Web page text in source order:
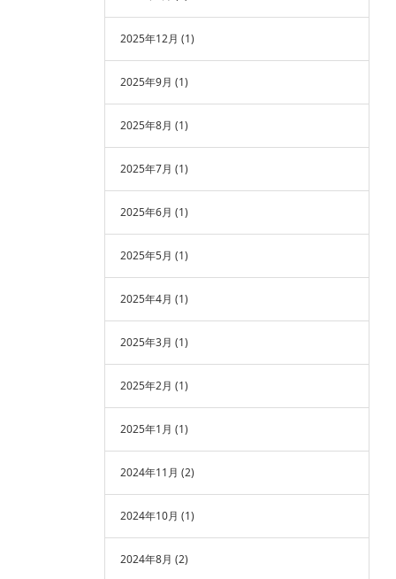
2025年12月 (1)
2025年9月 (1)
2025年8月 (1)
2025年7月 (1)
2025年6月 (1)
2025年5月 (1)
2025年4月 (1)
2025年3月 (1)
2025年2月 (1)
2025年1月 (1)
2024年11月 (2)
2024年10月 (1)
2024年8月 (2)